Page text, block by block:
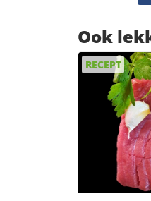
Ook
RECEPT